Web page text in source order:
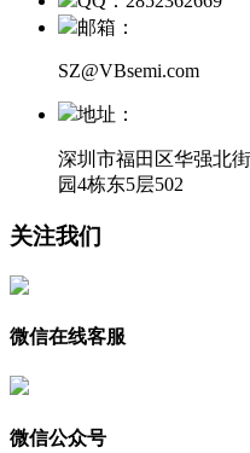
邮箱：
SZ@VBsemi.com
地址：
深圳市福田区华强北
园4栋东5层502
关注我们
微信在线客服
微信公众号